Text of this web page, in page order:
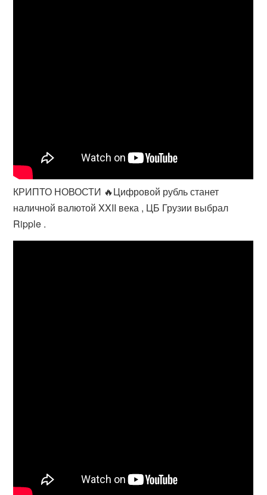
КРИПТО НОВОСТИ 🔥Цифровой рубль станет
наличной валютой XXII века , ЦБ Грузии выбрал
Ripple .